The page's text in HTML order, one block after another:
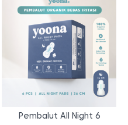
Pembalut All Night 6